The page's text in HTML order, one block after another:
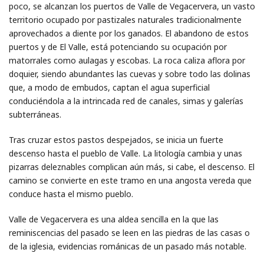
poco, se alcanzan los puertos de Valle de Vegacervera, un vasto
territorio ocupado por pastizales naturales tradicionalmente
aprovechados a diente por los ganados. El abandono de estos
puertos y de El Valle, está potenciando su ocupación por
matorrales como aulagas y escobas. La roca caliza aflora por
doquier, siendo abundantes las cuevas y sobre todo las dolinas
que, a modo de embudos, captan el agua superficial
conduciéndola a la intrincada red de canales, simas y galerías
subterráneas.
Tras cruzar estos pastos despejados, se inicia un fuerte
descenso hasta el pueblo de Valle. La litología cambia y unas
pizarras deleznables complican aún más, si cabe, el descenso. El
camino se convierte en este tramo en una angosta vereda que
conduce hasta el mismo pueblo.
Valle de Vegacervera es una aldea sencilla en la que las
reminiscencias del pasado se leen en las piedras de las casas o
de la iglesia, evidencias románicas de un pasado más notable.